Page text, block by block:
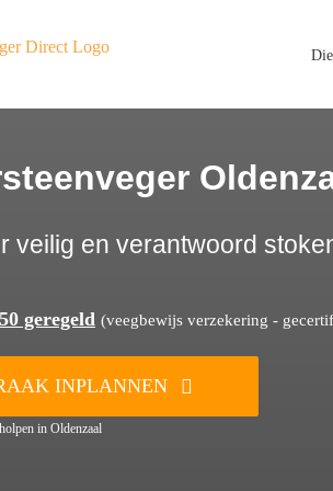
veilig en verantwoord
geregeld (veegbewijs verzekering -
INPLANNEN
in Oldenzaal